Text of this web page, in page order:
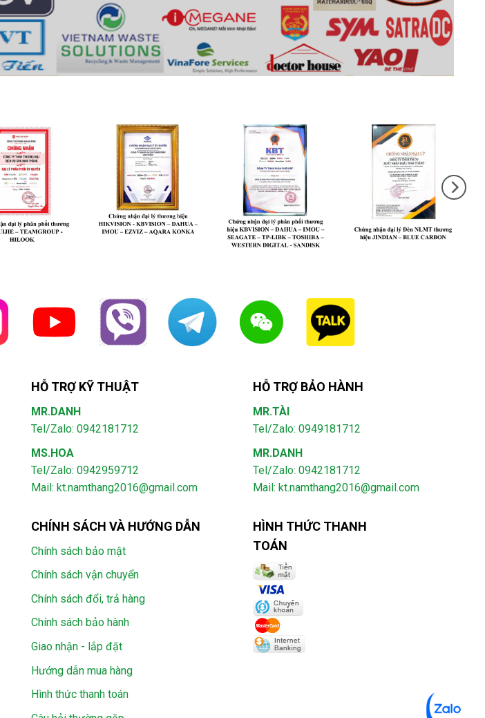
HỖ TRỢ KỸ THUẬT
MR.DANH
Tel/Zalo: 0942181712
MS.HOA
Tel/Zalo: 0942959712
Mail: kt.namthang2016@gmail.com
HỖ TRỢ BẢO HÀNH
MR.TÀI
Tel/Zalo: 0949181712
MR.DANH
Tel/Zalo: 0942181712
Mail: kt.namthang2016@gmail.com
CHÍNH SÁCH VÀ HƯỚNG DẪN
Chính sách bảo mật
Chính sách vận chuyển
Chính sách đổi, trả hàng
Chính sách bảo hành
Giao nhận - lắp đặt
Hướng dẫn mua hàng
Hình thức thanh toán
HÌNH THỨC THANH
TOÁN